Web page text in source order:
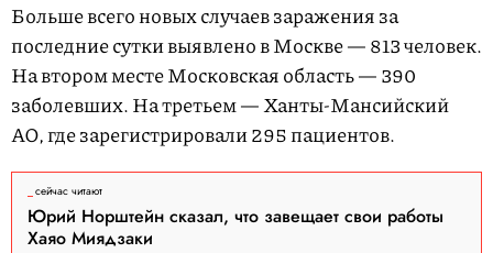
Больше всего новых случаев заражения за
последние сутки выявлено в Москве — 813 человек.
На втором месте Московская область — 390
заболевших. На третьем — Ханты-Мансийский
АО, где зарегистрировали 295 пациентов.
сейчас читают
Юрий Норштейн сказал, что завещает свои работы
Хаяо Миядзаки